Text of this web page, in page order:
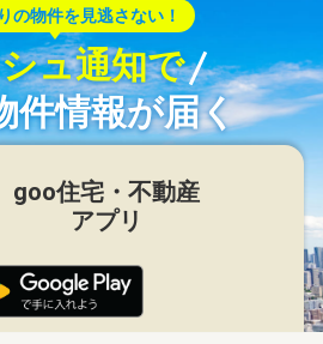
の物件を見逃さない！
ュ通知で
件情報が届く
goo住宅・不動産
アプリ